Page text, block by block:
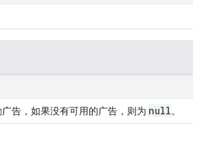
告，如果没有可用的广告，则为 null。